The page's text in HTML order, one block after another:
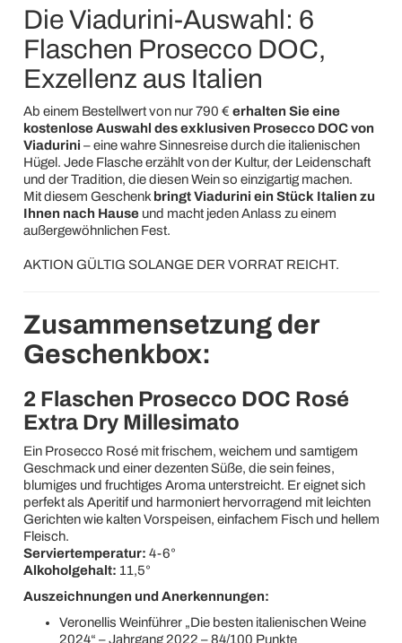
Die Viadurini-Auswahl: 6
Flaschen Prosecco DOC,
Exzellenz aus Italien
Ab einem Bestellwert von nur 790 € erhalten Sie eine
kostenlose Auswahl des exklusiven Prosecco DOC von
Viadurini – eine wahre Sinnesreise durch die italienischen
Hügel. Jede Flasche erzählt von der Kultur, der Leidenschaft
und der Tradition, die diesen Wein so einzigartig machen.
Mit diesem Geschenk bringt Viadurini ein Stück Italien zu
Ihnen nach Hauseund macht jeden Anlass zu einem
außergewöhnlichen Fest.
AKTION GÜLTIG SOLANGE DER VORRAT REICHT.
Zusammensetzung der
Geschenkbox:
2 Flaschen Prosecco DOC Rosé
Extra Dry Millesimato
Ein Prosecco Rosé mit frischem, weichem und samtigem
Geschmack und einer dezenten Süße, die sein feines,
blumiges und fruchtiges Aroma unterstreicht. Er eignet sich
perfekt als Aperitif und harmoniert hervorragend mit leichten
Gerichten wie kalten Vorspeisen, einfachem Fisch und hellem
Fleisch.
Serviertemperatur: 4-6°
Alkoholgehalt: 11,5°
Auszeichnungen und Anerkennungen:
Veronellis Weinführer „Die besten italienischen Weine
2024“ – Jahrgang 2022 – 84/100 Punkte